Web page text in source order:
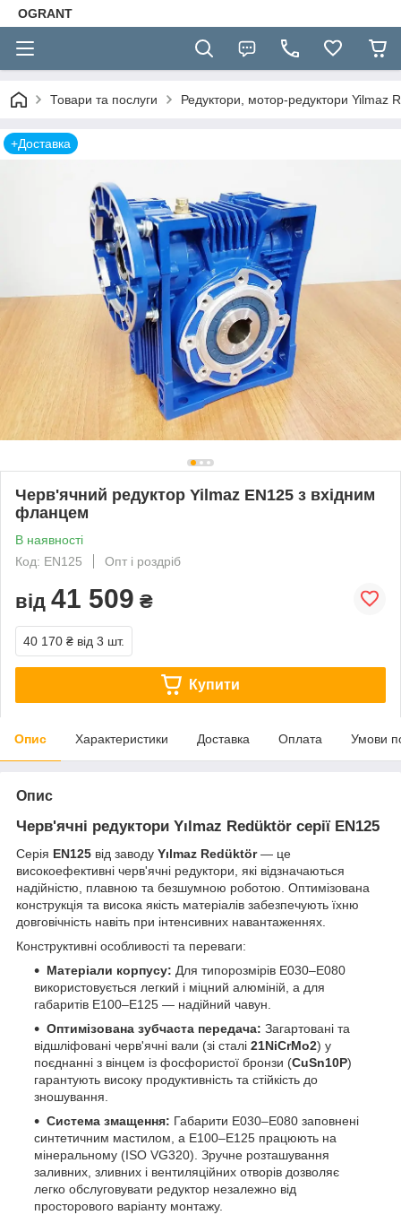
OGRANT
Товари та послуги Редуктори, мотор-редуктори Yilmaz
+Доставка
Черв'ячний редуктор Yilmaz EN125 з вхідним
фланцем
В наявності
Код: EN125
Опт і роздріб
від 41 509 ₴
40 170 ₴ від 3 шт.
Купити
Опис Характеристики Доставка Оплата Умови
Опис
Черв'ячні редуктори Yılmaz Redüktör серії EN125
Серія EN125 від заводу Yılmaz Redüktör— це
високоефективні черв'ячні редуктори, які відзначаються
надійністю, плавною та безшумною роботою. Оптимізована
конструкція та висока якість матеріалів забезпечують їхню
довговічність навіть при інтенсивних навантаженнях.
Конструктивні особливості та переваги:
Матеріали корпусу: Для типорозмірів E030–E080
використовується легкий і міцний алюміній, а для
габаритів E100–E125 — надійний чавун.
Оптимізована зубчаста передача: Загартовані та
відшліфовані черв'ячні вали (зі сталі 21NiCrMo2) у
поєднанні з вінцем із фосфористої бронзи (CuSn10P)
гарантують високу продуктивність та стійкість до
зношування.
Система змащення: Габарити E030–E080 заповнені
синтетичним мастилом, а E100–E125 працюють на
мінеральному (ISO VG320). Зручне розташування
заливних, зливних і вентиляційних отворів дозволяє
легко обслуговувати редуктор незалежно від
просторового варіанту монтажу.